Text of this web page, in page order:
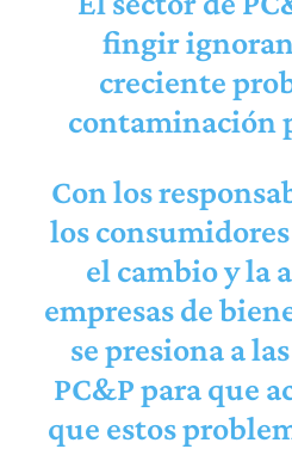
fingir
creciente
contaminación
Con los
los
el cambio y la
empresas de
se presiona a
PC&P para que
que estos